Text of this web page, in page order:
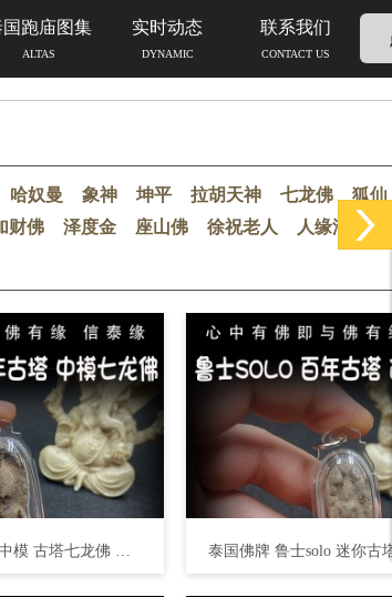
国跑庙图集
ALTAS
实时动态
DYNAMIC
联系我们
CONTACT US
哈奴曼 象神 坤平 拉胡天神 七龙佛 狐仙
财佛 泽度金 座山佛 徐祝老人 人缘油
人
泰国佛牌 鲁士solo 中模 古塔七龙佛 招财事业 生意投资 平安运势 家庭健康 挡灾避险